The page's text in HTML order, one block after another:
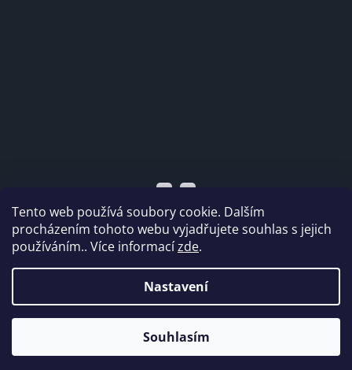
Tento web používá soubory cookie. Dalším
procházením tohoto webu vyjadřujete souhlas s jejich
používáním.. Více informacízde.
Nastavení
Souhlasím
Vytvořil Shoptet
Dabi shop s.r.o.
vyhrazena.